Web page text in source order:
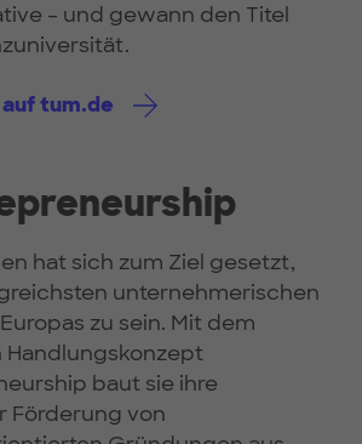
– und gewann den Titel
tum.de
hat sich zum Ziel gesetzt,
unternehmerischen
zu sein. Mit dem
baut sie ihre
Förderung von